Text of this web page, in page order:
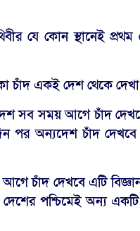
যে কোন স্থানেই প্রথম
চাঁদ একই দেশ থেকে দেখা
দেশ সব সময় আগে চাঁদ
পর অন্যদেশ চাঁদ দেখবে
চাঁদ দেখবে এটি
পশ্চিমেই অন্য